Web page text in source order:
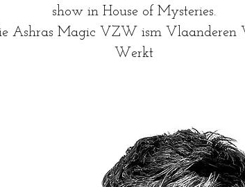
show in House of Mysteries.
Ashras Magic VZW ism Vlaanderen
Werkt